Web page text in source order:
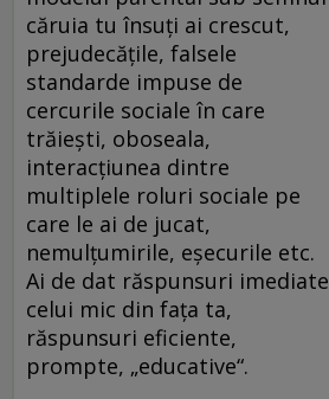
căruia tu însuţi ai crescut,
prejudecăţile, falsele
standarde impuse de
cercurile sociale în care
trăieşti, oboseala,
interacţiunea dintre
multiplele roluri sociale pe
care le ai de jucat,
nemulţumirile, eşecurile etc.
Ai de dat răspunsuri imediate
celui mic din faţa ta,
răspunsuri eficiente,
prompte, „educative“.